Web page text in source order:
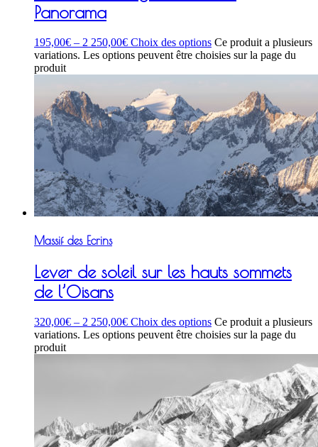
Panorama
195,00€ – 2 250,00€ Choix des options Ce produit a plusieurs
variations. Les options peuvent être choisies sur la page du
produit
Massif des Ecrins
Lever de soleil sur les hauts sommets
de l’Oisans
320,00€ – 2 250,00€ Choix des options Ce produit a plusieurs
variations. Les options peuvent être choisies sur la page du
produit